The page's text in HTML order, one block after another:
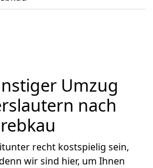
Umzug
nach
recht kostspielig sein,
wir sind hier, um Ihnen